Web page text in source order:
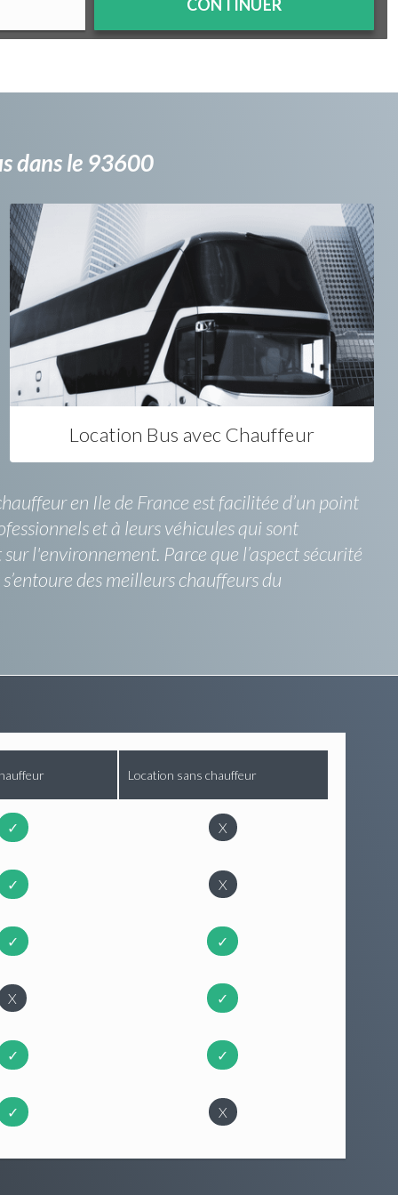
CONTINUER
dans le 93600
Location Bus avec Chauffeur
en Ile de France est facilitée d’un point
et à leurs véhicules qui sont
l'environnement. Parce que l’aspect sécurité
des meilleurs chauffeurs du
Location sans chauffeur
✓ X
✓ X
✓ ✓
X ✓
✓ ✓
✓ X